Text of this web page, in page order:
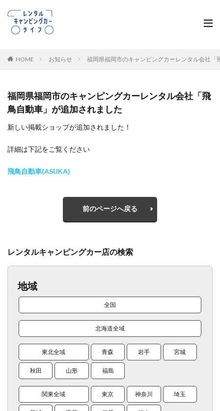
HOME お知らせ 福岡県福岡市のキャンピングカーレンタル会社「
福岡県福岡市のキャンピングカーレンタル会社「飛
鳥自動車」が追加されました
新しい掲載ショップが追加されました！
詳細は下記をご覧ください
飛鳥自動車(ASUKA)
前のページへ戻る
レンタルキャンピングカー店の検索
地域
全国
北海道全域
東北全域 青森 岩手 宮城
秋田 山形 福島
関東全域 東京 神奈川 埼玉